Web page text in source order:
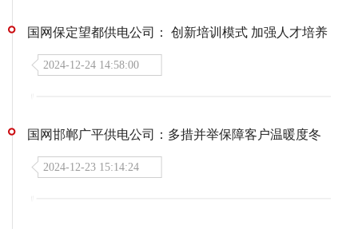
国网保定望都供电公司： 创新培训模式 加强人才培养
2024-12-24 14:58:00
国网邯郸广平供电公司：多措并举保障客户温暖度冬
2024-12-23 15:14:24